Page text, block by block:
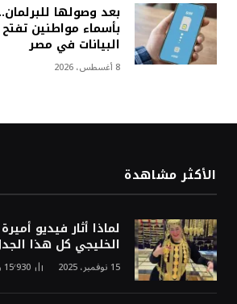
بعد وصولها
بأسماء مواطنين
البيانات في مصر
8 أغسطس، 2026
الأكثر مشاهدة
لماذا أثار فيديو
الخليجي كل هذا
15 نوفمبر، 2025 15٬930